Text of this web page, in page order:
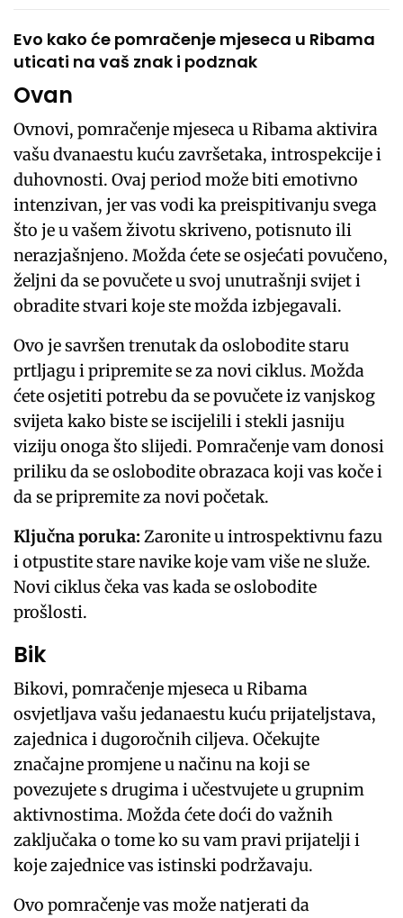
Evo kako će pomračenje mjeseca u Ribama
uticati na vaš znak i podznak
Ovan
Ovnovi, pomračenje mjeseca u Ribama aktivira
vašu dvanaestu kuću završetaka, introspekcije i
duhovnosti. Ovaj period može biti emotivno
intenzivan, jer vas vodi ka preispitivanju svega
što je u vašem životu skriveno, potisnuto ili
nerazjašnjeno. Možda ćete se osjećati povučeno,
željni da se povučete u svoj unutrašnji svijet i
obradite stvari koje ste možda izbjegavali.
Ovo je savršen trenutak da oslobodite staru
prtljagu i pripremite se za novi ciklus. Možda
ćete osjetiti potrebu da se povučete iz vanjskog
svijeta kako biste se iscijelili i stekli jasniju
viziju onoga što slijedi. Pomračenje vam donosi
priliku da se oslobodite obrazaca koji vas koče i
da se pripremite za novi početak.
Ključna poruka: Zaronite u introspektivnu fazu
i otpustite stare navike koje vam više ne služe.
Novi ciklus čeka vas kada se oslobodite
prošlosti.
Bik
Bikovi, pomračenje mjeseca u Ribama
osvjetljava vašu jedanaestu kuću prijateljstava,
zajednica i dugoročnih ciljeva. Očekujte
značajne promjene u načinu na koji se
povezujete s drugima i učestvujete u grupnim
aktivnostima. Možda ćete doći do važnih
zaključaka o tome ko su vam pravi prijatelji i
koje zajednice vas istinski podržavaju.
Ovo pomračenje vas može natjerati da